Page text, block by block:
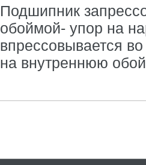
Подшипник
обоймой- упор на
впрессовывается
на внутреннюю